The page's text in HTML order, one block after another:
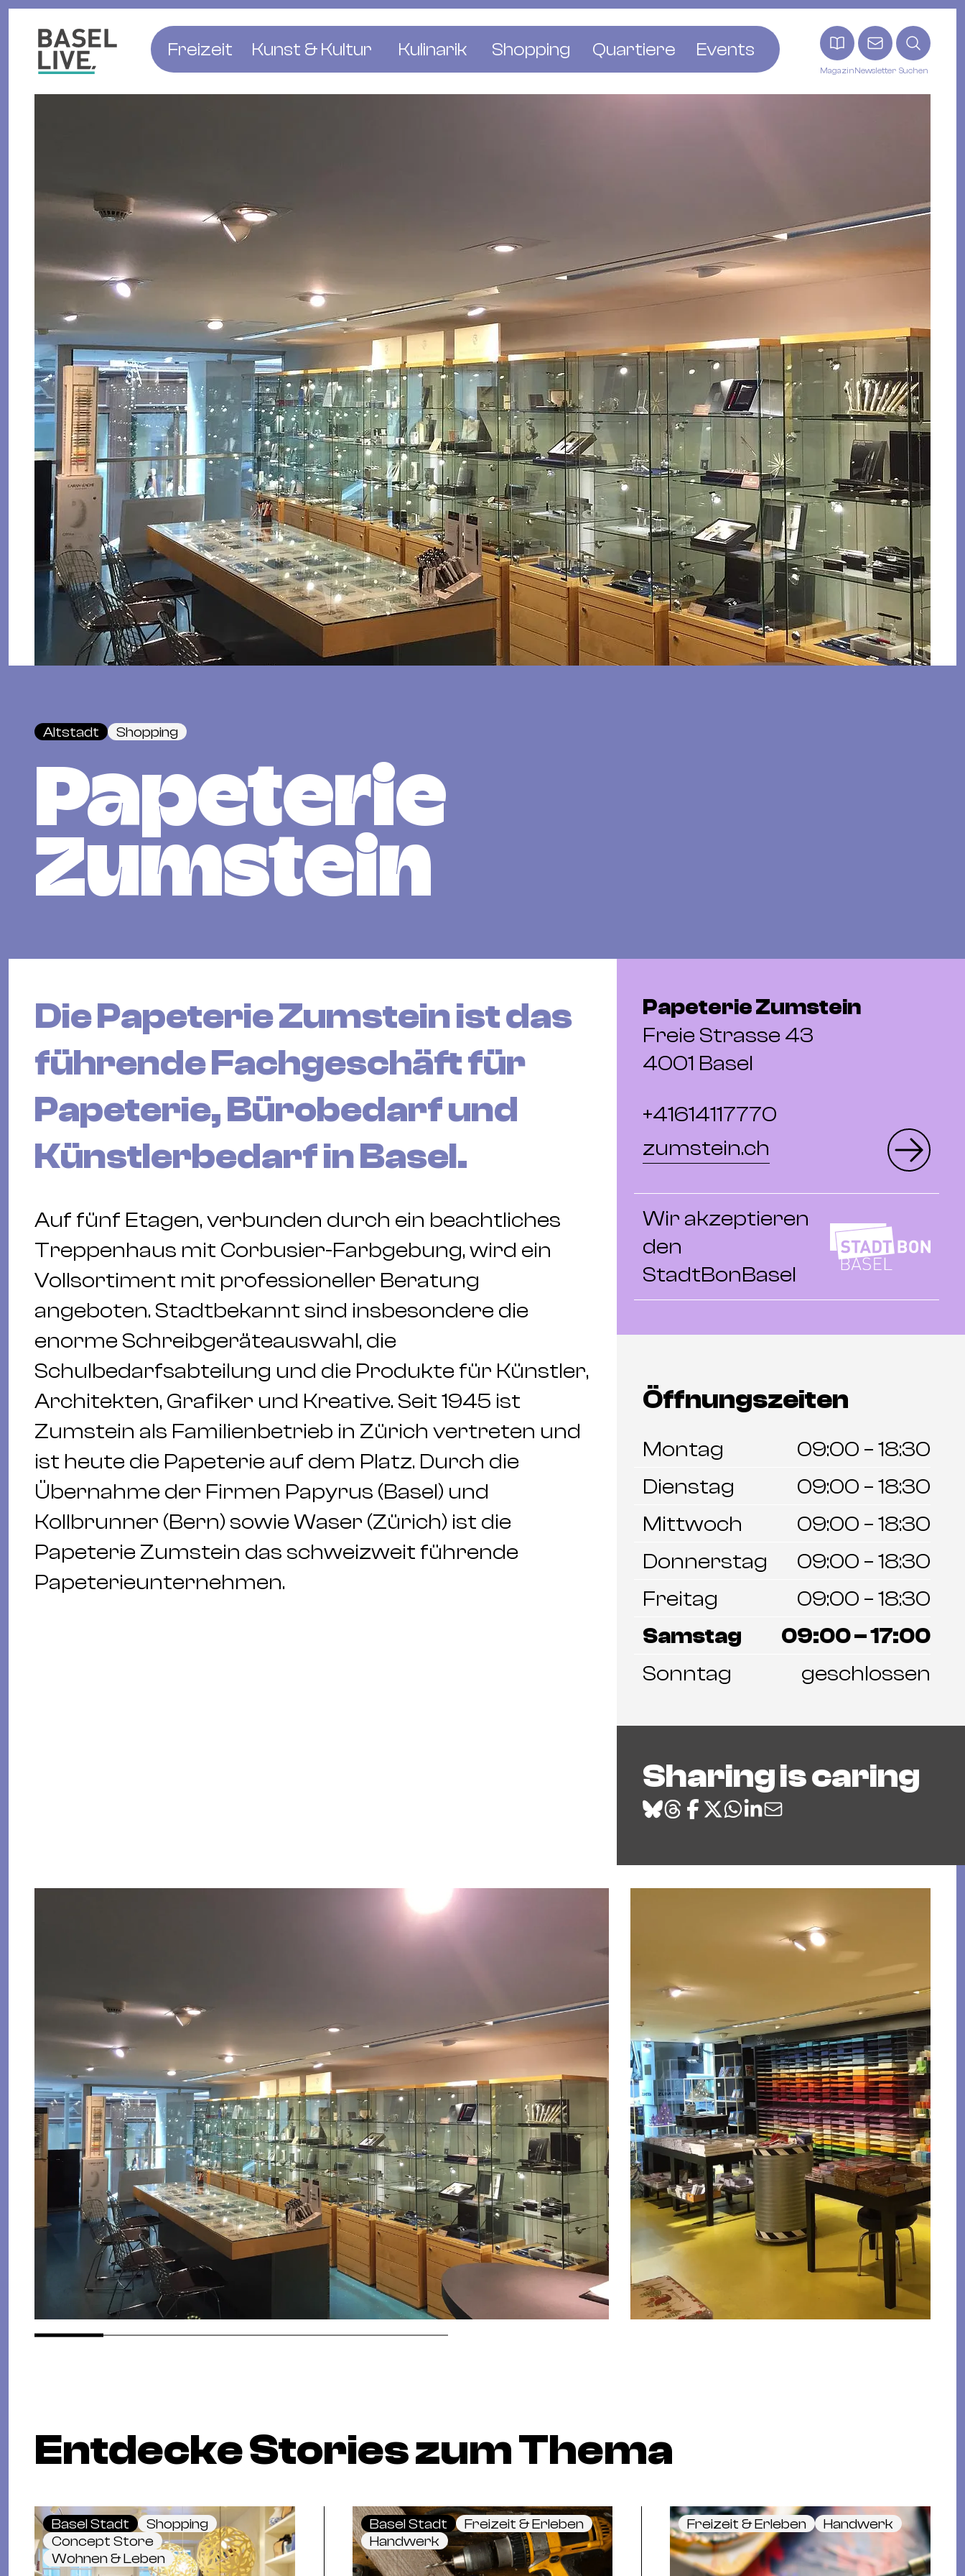
MagazinNewsletter Suchen
Freizeit
Musik & Konzerte
Hotels
Natur & Parks
Kunst & Kultur
Museen
Kulinarik
Restaurants
Shopping
Mode & Kleider
Quartiere
Altstadt
St. Johann
Wettstein
Events
Altstadt Shopping
Papeterie
Zumstein
Die Papeterie Zumstein ist das
führende Fachgeschäft für
Papeterie, Bürobedarf und
Künstlerbedarf in Basel.
Auf fünf Etagen, verbunden durch ein beachtliches
Treppenhaus mit Corbusier-Farbgebung, wird ein
Vollsortiment mit professioneller Beratung
angeboten. Stadtbekannt sind insbesondere die
enorme Schreibgeräteauswahl, die
Schulbedarfsabteilung und die Produkte für Künstler,
Architekten, Grafiker und Kreative. Seit 1945 ist
Zumstein als Familienbetrieb in Zürich vertreten und
ist heute die Papeterie auf dem Platz. Durch die
Übernahme der Firmen Papyrus (Basel) und
Kollbrunner (Bern) sowie Waser (Zürich) ist die
Papeterie Zumstein das schweizweit führende
Papeterieunternehmen.
Papeterie Zumstein
Freie Strasse 43
4001 Basel
+41614117770
zumstein.ch
Wir akzeptieren
den
StadtBonBasel
Öffnungszeiten
Montag
09:00 – 18:30
Dienstag
09:00 – 18:30
Mittwoch
09:00 – 18:30
Donnerstag
09:00 – 18:30
Freitag
09:00 – 18:30
Samstag
09:00 – 17:00
Sonntag
geschlossen
Sharing is caring
Entdecke Stories zum Thema
Basel Stadt
Shopping
Concept Store
Wohnen & Leben
Basel Stadt
Freizeit & Erleben
Handwerk
Freizeit & Erleben Handwerk